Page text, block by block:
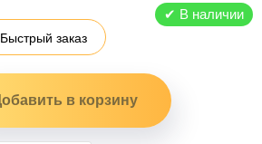
✔ В наличии
Быстрый заказ